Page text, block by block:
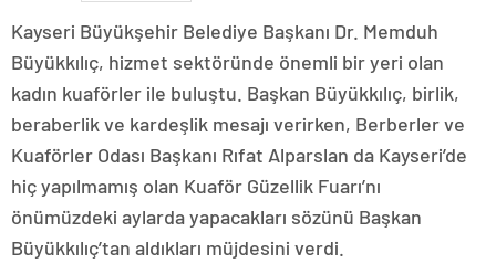
Kayseri Büyükşehir Belediye Başkanı Dr. Memduh
Büyükkılıç, hizmet sektöründe önemli bir yeri olan
kadın kuaförler ile buluştu. Başkan Büyükkılıç, birlik,
beraberlik ve kardeşlik mesajı verirken, Berberler ve
Kuaförler Odası Başkanı Rıfat Alparslan da Kayseri’de
hiç yapılmamış olan Kuaför Güzellik Fuarı’nı
önümüzdeki aylarda yapacakları sözünü Başkan
Büyükkılıç’tan aldıkları müjdesini verdi.